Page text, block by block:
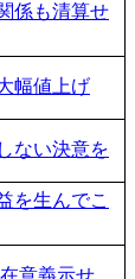
係も清算せ
幅値上げ
ない決意を
を生んでこ
意義示せ